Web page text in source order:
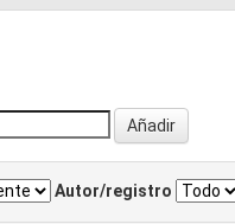
Autor/registro